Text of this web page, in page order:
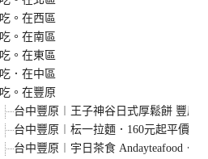
吃。在西區
吃。在南區
吃。在東區
吃．在中區
吃。在豐原
台中豐原︱王子神谷日式厚鬆餅 豐原
台中豐原︱枟一拉麵．160元起平價拉
台中豐原︱宇日茶食 Andayteafood．